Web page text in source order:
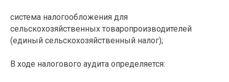
система налогообложения для
сельскохозяйственных товаропроизводителей
(единый сельскохозяйственный налог);
В ходе налогового аудита определяется: